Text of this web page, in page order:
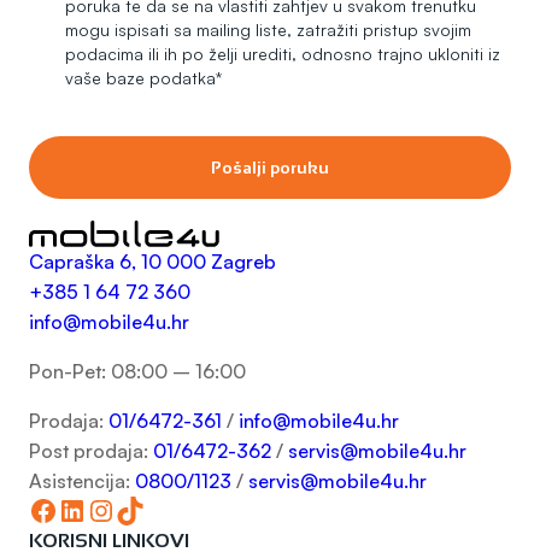
poruka te da se na vlastiti zahtjev u svakom trenutku
mogu ispisati sa mailing liste, zatražiti pristup svojim
podacima ili ih po želji urediti, odnosno trajno ukloniti iz
vaše baze podatka*
Pošalji poruku
Capraška 6, 10 000 Zagreb
+385 1 64 72 360
info@mobile4u.hr
Pon-Pet: 08:00 – 16:00
Prodaja: 01/6472-361 / info@mobile4u.hr
Post prodaja: 01/6472-362 / servis@mobile4u.hr
Asistencija: 0800/1123 / servis@mobile4u.hr
Facebook LinkedIn InstagramTikTok
KORISNI LINKOVI